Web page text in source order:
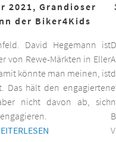
2021, Grandioser
der Biker4Kids
David Hegemann ist
von Rewe-Märkten in Eller
könnte man meinen, ist
Das hält den engagierten
nicht davon ab, sich